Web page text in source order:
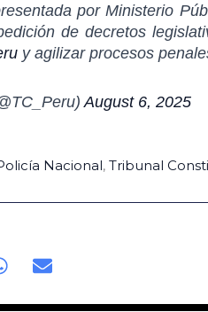
por Ministerio
de decretos
y agilizar procesos
August 6, 2025
Nacional, Tribunal